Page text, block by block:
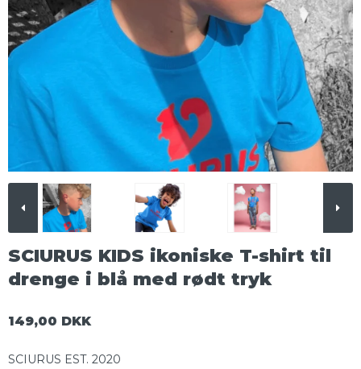
SCIURUS KIDS ikoniske T-shirt til
drenge i blå med rødt tryk
149,00 DKK
SCIURUS EST. 2020